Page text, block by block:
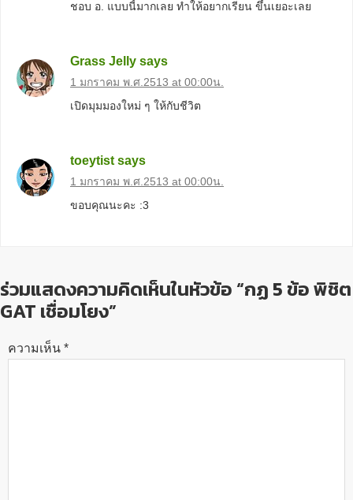
ชอบ อ. แบบนี้มากเลย ทำให้อยากเรียน ขึ้นเยอะเลย
Grass Jelly says
1 มกราคม พ.ศ.2513 at 00:00น.
เปิดมุมมองใหม่ ๆ ให้กับชีวิต
toeytist says
1 มกราคม พ.ศ.2513 at 00:00น.
ขอบคุณนะคะ :3
ร่วมแสดงความคิดเห็นในหัวข้อ “กฏ 5 ข้อ พิชิต
GAT เชื่อมโยง”
ความเห็น *